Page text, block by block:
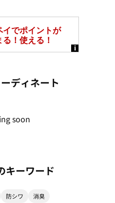
ディネート
soon
キーワード
防シワ 消臭